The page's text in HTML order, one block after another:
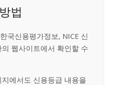
법
국신용평가정보, NICE 신
웹사이트에서 확인할 수
에서도 신용등급 내용을